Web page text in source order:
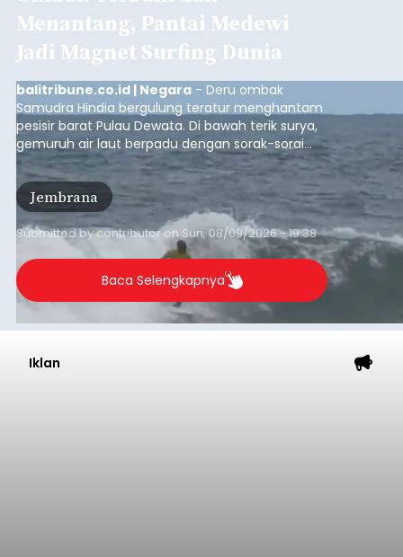
Menantang, Pantai Medewi
Jadi Magnet Surfing Dunia
balitribune.co.id | Negara - Deru ombak
Samudra Hindia bergulung teratur menghantam
pesisir barat Pulau Dewata. Di bawah terik surya,
gemuruh air laut berpadu dengan sorak-sorai
penonton yang memadati Pantai Medewi,
Kecamatan Pekutatan pada Minggu (9/8/2026).
Ratusan peselancar dari berbagai penjuru
nusantara berkompetisi menaklukan ombak
terbaik dan menantang.
Jembrana
Submitted bycontributoron Sun, 08/09/2026 - 19:38
Baca Selengkapnya
Iklan